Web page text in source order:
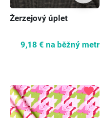
Žerzejový úplet
9,18 € na běžný metr
favorite